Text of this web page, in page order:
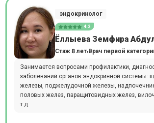
эндокринолог
4.2
Стаж 8 лет Врач первой
Занимается вопросами профилактики,
заболеваний органов эндокринной системы:
железы, поджелудочной железы,
половых желез, паращитовидных желез,
т.д.